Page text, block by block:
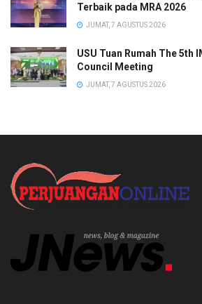
Terbaik pada MRA 2026
JUMAT, 7 AGUSTUS 2026
USU Tuan Rumah The 5th
Council Meeting
JUMAT, 7 AGUSTUS 2026